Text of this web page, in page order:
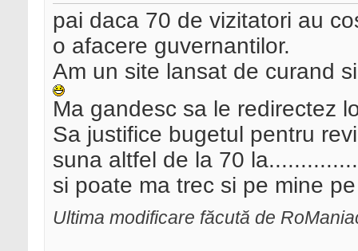
pai daca 70 de vizitatori au
o afacere guvernantilor.
Am un site lansat de curand
Ma gandesc sa le redirectez
Sa justifice bugetul pentru
suna altfel de la 70
si poate ma trec si pe mine
Ultima modificare făcută de